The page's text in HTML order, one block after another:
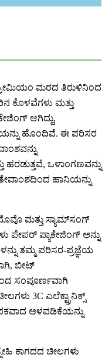
ಮರದ ತಿರುಳಿನಿಂದ
ಕೊಳವೆಗಳು ಮತ್ತು
ಆಗಿದ್ದು,
ಹೊಂದಿವೆ. ಈ ಪರಿಸರ
ಹರಡುತ್ತವೆ, ಒಳಾಂಗಣವನ್ನು
ತೇವಾಂಶದಿಂದ ಹಾನಿಯನ್ನು
ಮತ್ತು ಸ್ಯಾಮ್‌ಸಂಗ್
ಪೇಪರ್ ಪ್ಯಾಕೇಜಿಂಗ್ ಅನ್ನು
ತಮ್ಮ ಪರಿಸರ-ಪ್ರಜ್ಞೆಯ
ಬೀಟ್
ಸಂಪೂರ್ಣವಾಗಿ
3C ಎಲೆಕ್ಟ್ರಾನಿಕ್ಸ್
ಅಳವಡಿಕೆಯನ್ನು
ಕಾಗದದ ಚೀಲಗಳು